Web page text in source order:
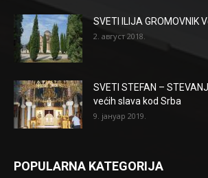
SVETI ILIJA GROMOVNIK
2. август 2018.
SVETI STEFAN –
većih slava kod Srba
9. јануар 2019.
POPULARNA KATEGORIJA